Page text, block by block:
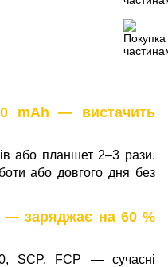
mAh — вистачить
або планшет 2–3 рази.
або довгого дня без
— заряджає на 60 %
SCP, FCP — сучасні